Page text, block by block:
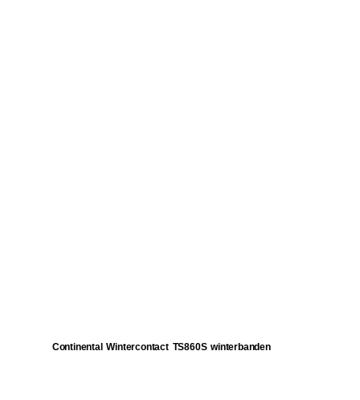
Continental Wintercontact TS860S winterbanden